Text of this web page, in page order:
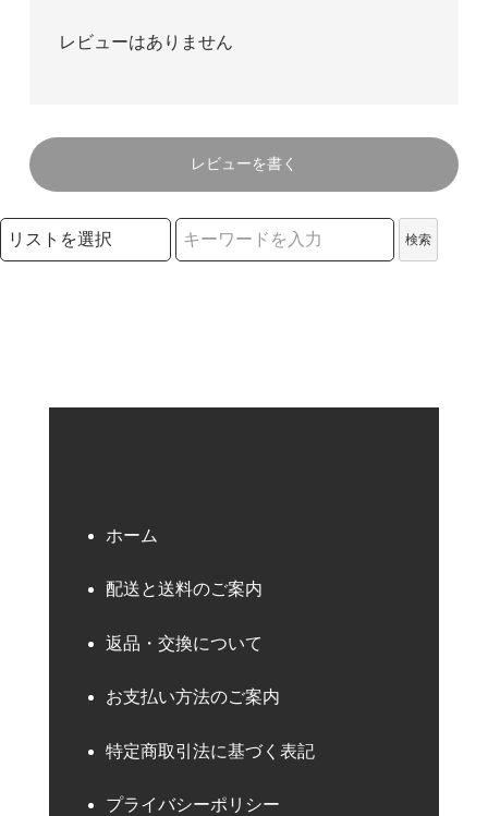
レビューはありません
レビューを書く
検索リストの選択
検索
ホーム
配送と送料のご案内
返品・交換について
お支払い方法のご案内
特定商取引法に基づく表記
プライバシーポリシー